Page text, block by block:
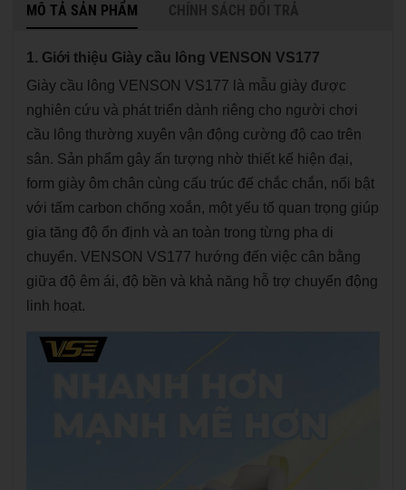
MÔ TẢ SẢN PHẨM CHÍNH SÁCH ĐỔI TRẢ
1. Giới thiệu Giày cầu lông VENSON VS177
Giày cầu lông VENSON VS177 là mẫu giày được
nghiên cứu và phát triển dành riêng cho người chơi
cầu lông thường xuyên vận động cường độ cao trên
sân. Sản phẩm gây ấn tượng nhờ thiết kế hiện đại,
form giày ôm chân cùng cấu trúc đế chắc chắn, nổi bật
với tấm carbon chống xoắn, một yếu tố quan trọng giúp
gia tăng độ ổn định và an toàn trong từng pha di
chuyển. VENSON VS177 hướng đến việc cân bằng
giữa độ êm ái, độ bền và khả năng hỗ trợ chuyển động
linh hoạt.